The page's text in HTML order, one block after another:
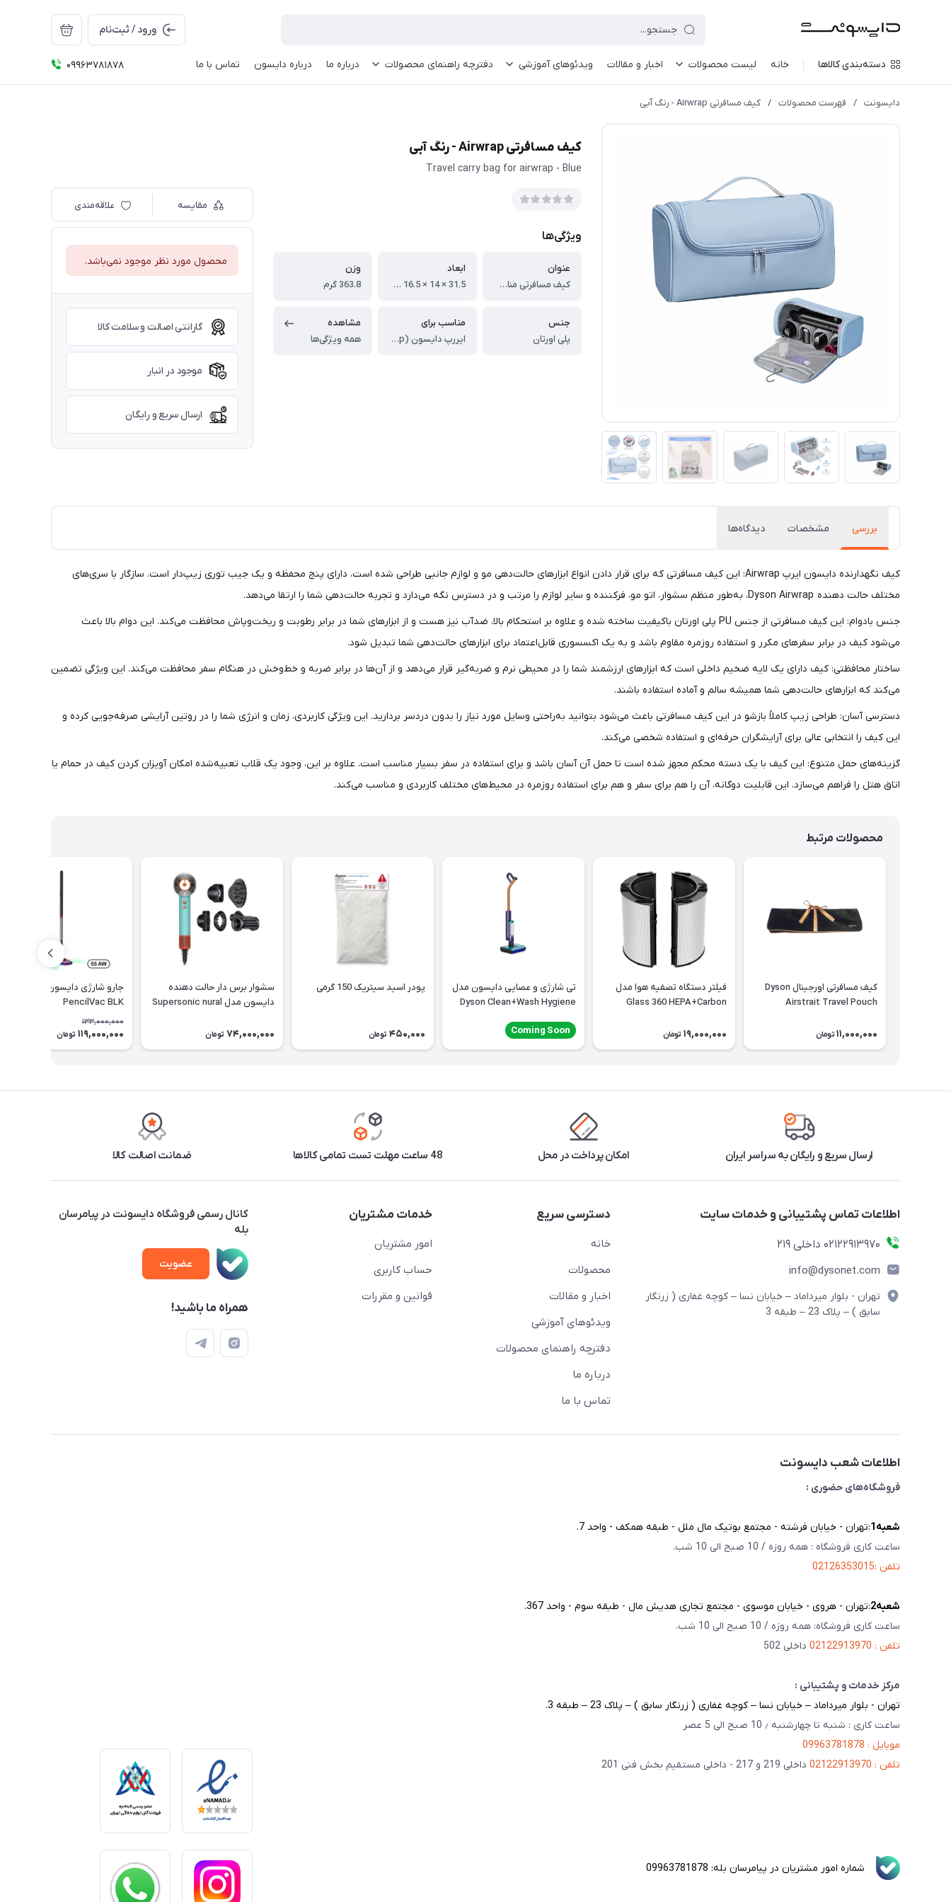
ورود / ثبت‌نام
دسته‌بندی کالاها خانه لیست محصولات اخبار و مقالات ویدئو‌های آموزشی دفترچه راهنمای محصولات درباره ما درباره دایسون تماس با ما 09963781878
دایسونت / فهرست محصولات / کیف مسافرتی Airwrap - رنگ آبی
کیف مسافرتی Airwrap - رنگ آبی
Travel carry bag for airwrap - Blue
ویژگی‌ها
عنوان
کیف مسافرتی مناسب حمل ایرپ دایسون با محفظه های مجزا
ابعاد
31.5 × 14 × 16.5 سانتی‌متر
وزن
363.8 گرم
جنس
پلی اورتان
مناسب برای
ایررپ دایسون (Dyson Airwrap)
مشاهده
همه ویژگی‌ها
مقایسه علاقه‌مندی
محصول مورد نظر موجود نمی‌باشد.
گارانتی اصالت و سلامت کالا
موجود در انبار
ارسال سریع و رایگان
بررسی مشخصات دیدگاه‌ها
کیف نگهدارنده دایسون ایرپ Airwrap: این کیف مسافرتی که برای قرار دادن انواع ابزارهای حالت‌دهی مو و لوازم جانبی طراحی شده است، دارای پنج محفظه و یک جیب توری زیپ‌دار است. سازگار با سری‌های
مختلف حالت دهنده Dyson Airwrap، به‌طور منظم سشوار، اتو مو، فرکننده و سایر لوازم را مرتب و در دسترس نگه می‌دارد و تجربه حالت‌دهی شما را ارتقا می‌دهد.
جنس بادوام: این کیف مسافرتی از جنس PU پلی اورتان باکیفیت ساخته شده و علاوه بر استحکام بالا، ضدآب نیز هست و از ابزارهای شما در برابر رطوبت و ریخت‌وپاش محافظت می‌کند. این دوام بالا باعث
می‌شود کیف در برابر سفرهای مکرر و استفاده روزمره مقاوم باشد و به یک اکسسوری قابل‌اعتماد برای ابزارهای حالت‌دهی شما تبدیل شود.
ساختار محافظتی: کیف دارای یک لایه ضخیم داخلی است که ابزارهای ارزشمند شما را در محیطی نرم و ضربه‌گیر قرار می‌دهد و از آن‌ها در برابر ضربه و خط‌وخش در هنگام سفر محافظت می‌کند. این ویژگی تضمین
می‌کند که ابزارهای حالت‌دهی شما همیشه سالم و آماده استفاده باشند.
دسترسی آسان: طراحی زیپ کاملاً بازشو در این کیف مسافرتی باعث می‌شود بتوانید به‌راحتی وسایل مورد نیاز را بدون دردسر بردارید. این ویژگی کاربردی، زمان و انرژی شما را در روتین آرایشی صرفه‌جویی کرده و
این کیف را انتخابی عالی برای آرایشگران حرفه‌ای و استفاده شخصی می‌کند.
گزینه‌های حمل متنوع: این کیف با یک دسته محکم مجهز شده است تا حمل آن آسان باشد و برای استفاده در سفر بسیار مناسب است. علاوه بر این، وجود یک قلاب تعبیه‌شده امکان آویزان کردن کیف در حمام یا
اتاق هتل را فراهم می‌سازد. این قابلیت دوگانه، آن را هم برای سفر و هم برای استفاده روزمره در محیط‌های مختلف کاربردی و مناسب می‌کند.
محصولات مرتبط
کیف مسافرتی اورجینال Dyson
Airstrait Travel Pouch
11,000,000 تومان
فیلتر دستگاه تصفیه هوا مدل
Glass 360 HEPA+Carbon
19,000,000 تومان
تی شارژی و عصایی دایسون مدل
Dyson Clean+Wash Hygiene
Coming Soon
پودر اسید سیتریک 150 گرمی
450,000 تومان
سشوار برس دار حالت دهنده
دایسون مدل Supersonic nural
74,000,000 تومان
جارو شارژی دایسون مدل
PencilVac BLK
133,000,000
119,000,000 تومان
ارسال سریع و رایگان به سراسر ایران امکان پرداخت در محل 48 ساعت مهلت تست تمامی کالاها ضمانت اصالت کالا
اطلاعات تماس پشتیبانی و خدمات سایت
02122913970 داخلی 219
info@dysonet.com
تهران - بلوار میرداماد – خیابان نسا – کوچه غفاری ( زرنگار
سابق ) – پلاک 23 – طبقه 3
دسترسی سریع
خانه
محصولات
اخبار و مقالات
ویدئو‌های آموزشی
دفترچه راهنمای محصولات
درباره ما
تماس با ما
خدمات مشتریان
امور مشتریان
حساب کاربری
قوانین و مقررات
کانال رسمی فروشگاه دایسونت در پیامرسان
بله
عضویت
همراه ما باشید!
اطلاعات شعب دایسونت
فروشگاه‌های حضوری :
شعبه‌1 :تهران - خیابان فرشته - مجتمع بوتیک مال ملل - طبقه همکف - واحد 7.
ساعت کاری فروشگاه : همه روزه / 10 صبح الی 10 شب.
تلفن :02126353015
شعبه‌2 :تهران - هروی - خیابان موسوی - مجتمع تجاری هدیش مال - طبقه سوم - واحد 367.
ساعت کاری فروشگاه: همه روزه / 10 صبح الی 10 شب.
تلفن : 02122913970
داخلی 502
مرکز خدمات و پشتیبانی :
تهران - بلوار میرداماد – خیابان نسا – کوچه غفاری ( زرنگار سابق ) – پلاک 23 – طبقه 3.
ساعت کاری : شنبه تا چهارشنبه ٫ 10 صبح الی 5 عصر
موبایل : 09963781878
تلفن : 02122913970
داخلی 219 و 217 - داخلی مستقیم بخش فنی 201
شماره امور مشتریان در پیامرسان بله: 09963781878